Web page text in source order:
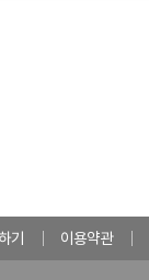
기 이용약관